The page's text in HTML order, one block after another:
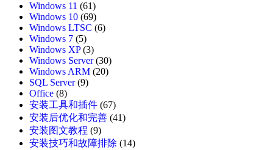
Windows 11 (61)
Windows 10 (69)
Windows LTSC (6)
Windows 7 (5)
Windows XP(3)
Windows Server(30)
Windows ARM (20)
SQL Server(9)
Office (8)
安装工具和插件 (67)
安装后优化和完善 (41)
安装图文教程 (9)
安装技巧和故障排除 (14)